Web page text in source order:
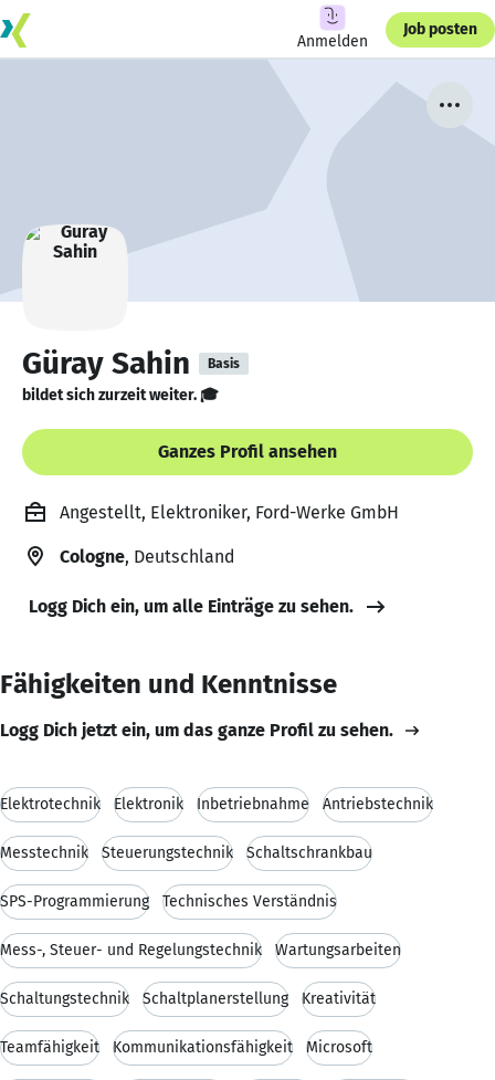
Anmelden
Job posten
Güray Sahin Basis
bildet sich zurzeit weiter. 🎓
Ganzes Profil ansehen
Angestellt, Elektroniker, Ford-Werke GmbH
Cologne, Deutschland
Logg Dich ein, um alle Einträge zu sehen.
Fähigkeiten und Kenntnisse
Logg Dich jetzt ein, um das ganze Profil zu sehen.
Elektrotechnik Elektronik Inbetriebnahme Antriebstechnik
Messtechnik Steuerungstechnik Schaltschrankbau
SPS-Programmierung Technisches Verständnis
Mess-, Steuer- und Regelungstechnik Wartungsarbeiten
Schaltungstechnik Schaltplanerstellung Kreativität
Teamfähigkeit Kommunikationsfähigkeit Microsoft